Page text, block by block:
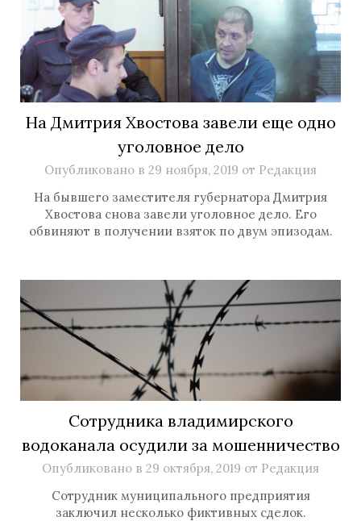
На Дмитрия Хвостова завели еще одно
уголовное дело
Опубликовано в 29 ноября, 2019 от Редакция
На бывшего заместителя губернатора Дмитрия
Хвостова снова завели уголовное дело. Его
обвиняют в получении взяток по двум эпизодам.
Сотрудника владимирского
водоканала осудили за мошенничество
Опубликовано в 29 октября, 2019 от Редакция
Сотрудник муниципального предприятия
заключил несколько фиктивных сделок.